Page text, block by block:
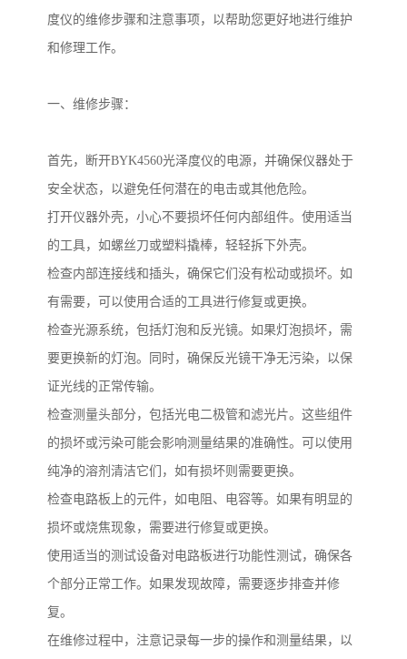
度仪的维修步骤和注意事项，以帮助您更好地进行维护
和修理工作。
一、维修步骤：
首先，断开BYK4560光泽度仪的电源，并确保仪器处于
安全状态，以避免任何潜在的电击或其他危险。
打开仪器外壳，小心不要损坏任何内部组件。使用适当
的工具，如螺丝刀或塑料撬棒，轻轻拆下外壳。
检查内部连接线和插头，确保它们没有松动或损坏。如
有需要，可以使用合适的工具进行修复或更换。
检查光源系统，包括灯泡和反光镜。如果灯泡损坏，需
要更换新的灯泡。同时，确保反光镜干净无污染，以保
证光线的正常传输。
检查测量头部分，包括光电二极管和滤光片。这些组件
的损坏或污染可能会影响测量结果的准确性。可以使用
纯净的溶剂清洁它们，如有损坏则需要更换。
检查电路板上的元件，如电阻、电容等。如果有明显的
损坏或烧焦现象，需要进行修复或更换。
使用适当的测试设备对电路板进行功能性测试，确保各
个部分正常工作。如果发现故障，需要逐步排查并修
复。
在维修过程中，注意记录每一步的操作和测量结果，以